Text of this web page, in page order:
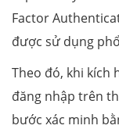
Factor
được sử dụng
Theo đó, khi kích
đăng nhập trên
bước xác minh